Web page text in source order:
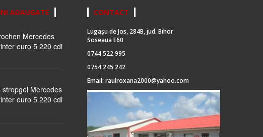
ADAUGATE
Mercedes
euro 5 220 cdi
stropgel Mercedes
euro 5 220 cdi
CONTACT
Lugașu de Jos, 284B, jud. Bihor
Soseaua E60
0744 522 995
0754 245 242
Email: raulroxana2000@yahoo.com